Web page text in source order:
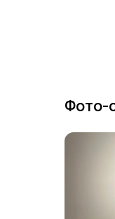
Фото-